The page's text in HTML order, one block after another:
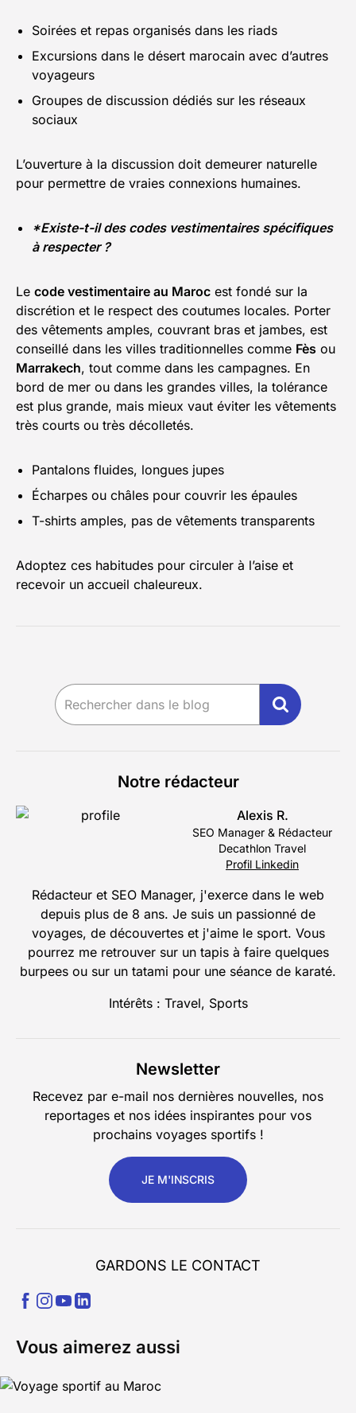
Soirées et repas organisés dans les riads
Excursions dans le désert marocain avec d’autres
voyageurs
Groupes de discussion dédiés sur les réseaux
sociaux
L’ouverture à la discussion doit demeurer naturelle
pour permettre de vraies connexions humaines.
*Existe-t-il des codes vestimentaires spécifiques
à respecter ?
Le code vestimentaire au Maroc est fondé sur la
discrétion et le respect des coutumes locales. Porter
des vêtements amples, couvrant bras et jambes, est
conseillé dans les villes traditionnelles comme Fès ou
Marrakech, tout comme dans les campagnes. En
bord de mer ou dans les grandes villes, la tolérance
est plus grande, mais mieux vaut éviter les vêtements
très courts ou très décolletés.
Pantalons fluides, longues jupes
Écharpes ou châles pour couvrir les épaules
T-shirts amples, pas de vêtements transparents
Adoptez ces habitudes pour circuler à l’aise et
recevoir un accueil chaleureux.
Notre rédacteur
Alexis R.
SEO Manager & Rédacteur
Decathlon Travel
Profil Linkedin
Rédacteur et SEO Manager, j'exerce dans le web
depuis plus de 8 ans. Je suis un passionné de
voyages, de découvertes et j'aime le sport. Vous
pourrez me retrouver sur un tapis à faire quelques
burpees ou sur un tatami pour une séance de karaté.
Intérêts : Travel, Sports
Newsletter
Recevez par e-mail nos dernières nouvelles, nos
reportages et nos idées inspirantes pour vos
prochains voyages sportifs !
JE M'INSCRIS
GARDONS LE CONTACT
Vous aimerez aussi